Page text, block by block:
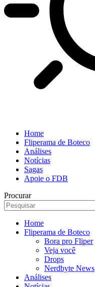
Home
Fliperama de Boteco
Análises
Notícias
Sagas
Apoie o FDB
Procurar
Home
Fliperama de Boteco
Bora pro Fliper
Veja você
Drops
Nerdbyte News
Análises